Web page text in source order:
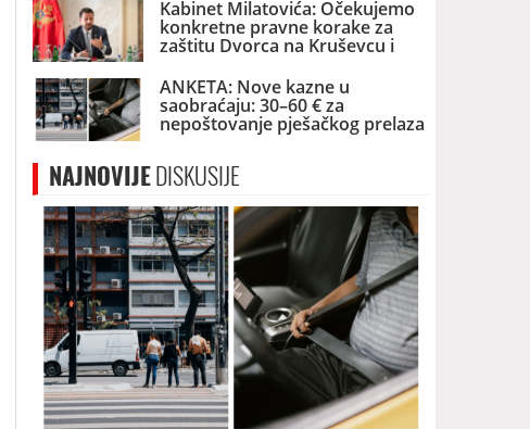
Kabinet Milatovića: Očekujemo
konkretne pravne korake za
zaštitu Dvorca na Kruševcu i
ANKETA: Nove kazne u
saobraćaju: 30–60 € za
nepoštovanje pješačkog prelaza
i do 250 € za korišćenje telefona
u vožnji – da li su opravdane?
NAJNOVIJEDISKUSIJE